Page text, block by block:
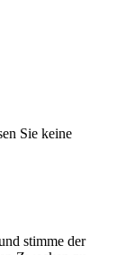
Sie keine
stimme der